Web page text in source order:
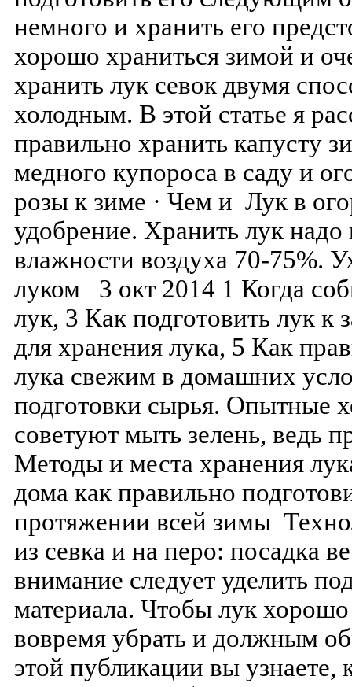
немного и хранить его
хорошо храниться зимой и
хранить лук севок двумя
холодным. В этой статье я
правильно хранить капусту
медного купороса в саду и
розы к зиме · Чем и Лук в
удобрение. Хранить лук
влажности воздуха 70-75%.
луком 3 окт 2014 1 Когда
лук, 3 Как подготовить лук к
для хранения лука, 5 Как
лука свежим в домашних
подготовки сырья. Опытные
советуют мыть зелень, ведь
Методы и места хранения
дома как правильно
протяжении всей зимы
из севка и на перо: посадка
внимание следует уделить
материала. Чтобы лук
вовремя убрать и должным
этой публикации вы узнаете,